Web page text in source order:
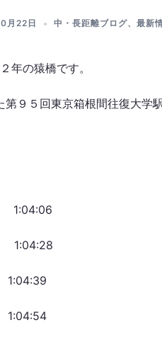
月22日 中・長距離ブログ、 最新
年の猿橋です。
９５回東京箱根間往復大学
1:04:06
1:04:28
1:04:39
1:04:54